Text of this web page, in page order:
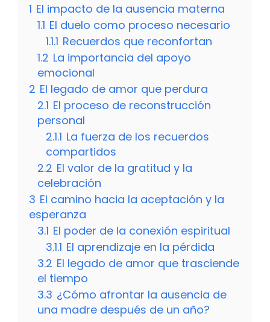
1 El impacto de la ausencia materna
1.1 El duelo como proceso necesario
1.1.1 Recuerdos que reconfortan
1.2 La importancia del apoyo
emocional
2 El legado de amor que perdura
2.1 El proceso de reconstrucción
personal
2.1.1 La fuerza de los recuerdos
compartidos
2.2 El valor de la gratitud y la
celebración
3 El camino hacia la aceptación y la
esperanza
3.1 El poder de la conexión espiritual
3.1.1 El aprendizaje en la pérdida
3.2 El legado de amor que trasciende
el tiempo
3.3 ¿Cómo afrontar la ausencia de
una madre después de un año?